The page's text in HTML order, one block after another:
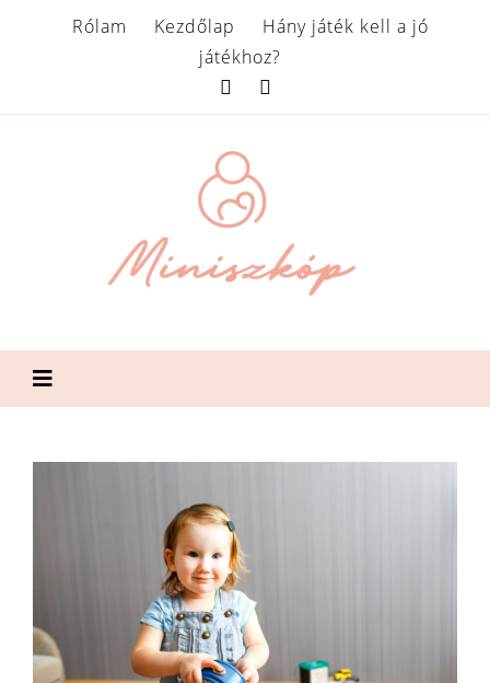
Rólam Kezdőlap
Hány játék kell a jó
játékhoz?